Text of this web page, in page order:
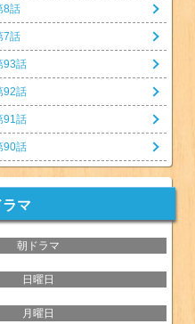
8話
7話
93話
92話
91話
90話
マ
朝ドラマ
日曜日
月曜日